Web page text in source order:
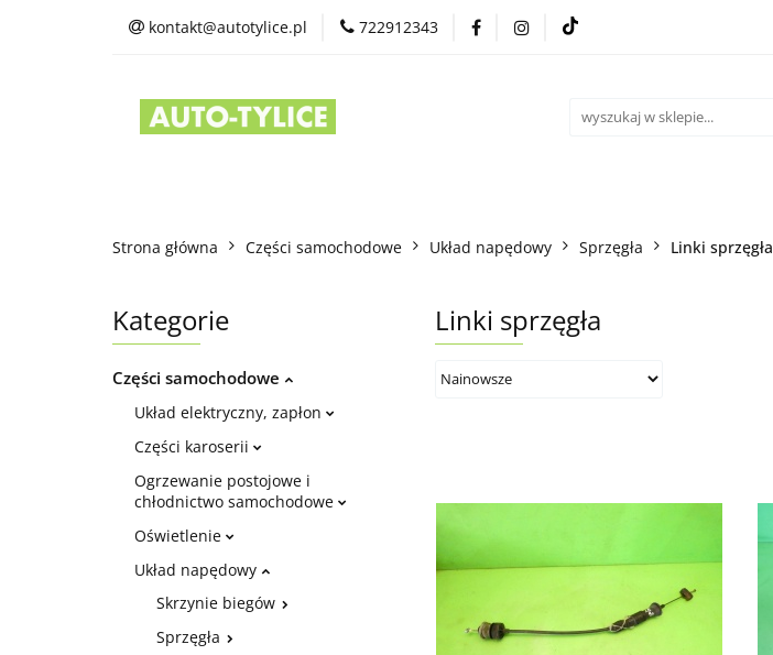
kontakt@autotylice.pl 722912343
Strona główna Części samochodowe Układ napędowy Sprzęgła Linki sprzęgła
Kategorie
Części samochodowe
Układ elektryczny, zapłon
Części karoserii
Ogrzewanie postojowe i
chłodnictwo samochodowe
Oświetlenie
Układ napędowy
Skrzynie biegów
Sprzęgła
Linki sprzęgła